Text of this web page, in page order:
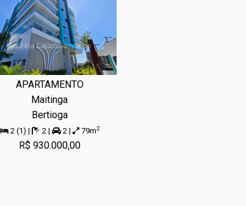
APARTAMENTO
Maitinga
Bertioga
2 (1) | 2 | 2 | 79m2
R$ 930.000,00